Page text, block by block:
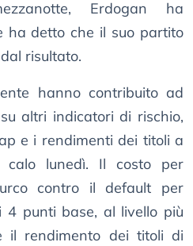
Erdogan ha
ha detto che il suo partito
risultato.
hanno contribuito ad
altri indicatori di rischio,
e i rendimenti dei titoli a
lunedì. Il costo per
contro il default per
4 punti base, al livello più
il rendimento dei titoli di